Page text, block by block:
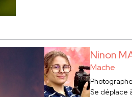
Ninon
Mache
Se déplace